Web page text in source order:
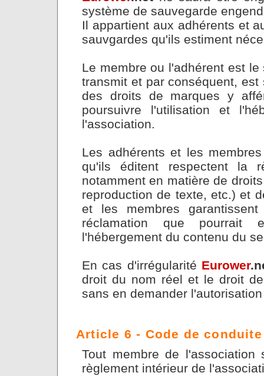
système de sauvegarde
Il appartient aux adhérents et
sauvgardes qu'ils estiment
Le membre ou l'adhérent est
transmit et par conséquent,
des droits de marques y
poursuivre l'utilisation et
l'association.
Les adhérents et les
qu'ils éditent respectent la
notamment en matière de
reproduction de texte, etc.) et
et les membres
réclamation que pourrait
l'hébergement du contenu du
En cas d'irrégularité Eurower
droit du nom réel et le droit
sans en demander
Article 6 - Code de conduite
Tout membre de
règlement intérieur de